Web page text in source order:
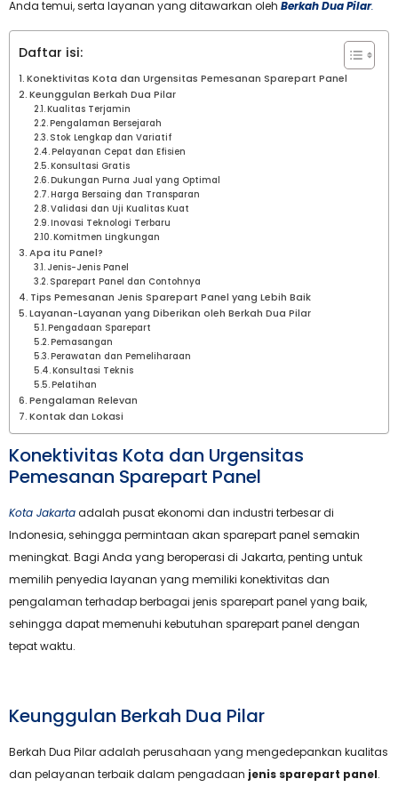
Anda temui, serta layanan yang ditawarkan oleh Berkah Dua Pilar.
Daftar isi:
Konektivitas Kota dan Urgensitas Pemesanan Sparepart Panel
Keunggulan Berkah Dua Pilar
Kualitas Terjamin
Pengalaman Bersejarah
Stok Lengkap dan Variatif
Pelayanan Cepat dan Efisien
Konsultasi Gratis
Dukungan Purna Jual yang Optimal
Harga Bersaing dan Transparan
Validasi dan Uji Kualitas Kuat
Inovasi Teknologi Terbaru
Komitmen Lingkungan
Apa itu Panel?
Jenis-Jenis Panel
Sparepart Panel dan Contohnya
Tips Pemesanan Jenis Sparepart Panel yang Lebih Baik
Layanan-Layanan yang Diberikan oleh Berkah Dua Pilar
Pengadaan Sparepart
Pemasangan
Perawatan dan Pemeliharaan
Konsultasi Teknis
Pelatihan
Pengalaman Relevan
Kontak dan Lokasi
Konektivitas Kota dan Urgensitas
Pemesanan Sparepart Panel
Kota Jakartaadalah pusat ekonomi dan industri terbesar di
Indonesia, sehingga permintaan akan sparepart panel semakin
meningkat. Bagi Anda yang beroperasi di Jakarta, penting untuk
memilih penyedia layanan yang memiliki konektivitas dan
pengalaman terhadap berbagai jenis sparepart panel yang baik,
sehingga dapat memenuhi kebutuhan sparepart panel dengan
tepat waktu.
Keunggulan Berkah Dua Pilar
Berkah Dua Pilar adalah perusahaan yang mengedepankan kualitas
dan pelayanan terbaik dalam pengadaan jenis sparepart panel.